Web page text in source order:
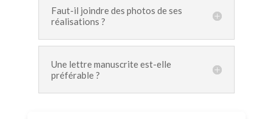
Faut-il joindre des photos de ses
réalisations ?
Une lettre manuscrite est-elle
préférable ?